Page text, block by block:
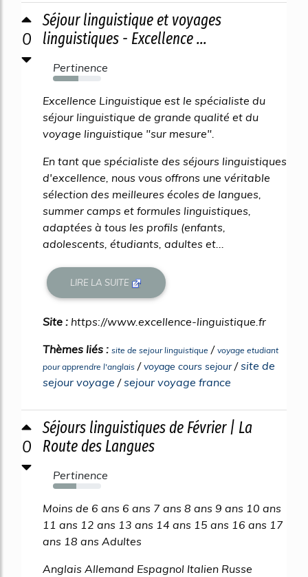
0
Séjour linguistique et voyages
linguistiques - Excellence ...
Pertinence
53%
Excellence Linguistique est le spécialiste du
séjour linguistique de grande qualité et du
voyage linguistique "sur mesure".
En tant que spécialiste des séjours linguistiques
d'excellence, nous vous offrons une véritable
sélection des meilleures écoles de langues,
summer camps et formules linguistiques,
adaptées à tous les profils (enfants,
adolescents, étudiants, adultes et...
LIRE LA SUITE
Site : https://www.excellence-linguistique.fr
Thèmes liés : site de sejour linguistique / voyage etudiant
pour apprendre l'anglais /voyage cours sejour/site de
sejour voyage /sejour voyage france
0
Séjours linguistiques de Février | La
Route des Langues
Pertinence
49%
Moins de 6 ans 6 ans 7 ans 8 ans 9 ans 10 ans
11 ans 12 ans 13 ans 14 ans 15 ans 16 ans 17
ans 18 ans Adultes
Anglais Allemand Espagnol Italien Russe